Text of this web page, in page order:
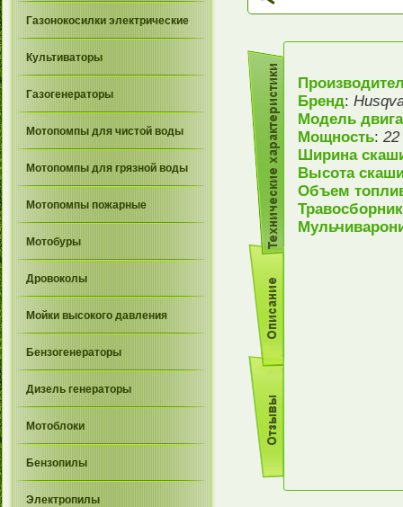
Газонокосилки электрические
Культиваторы
Газогенераторы
Мотопомпы для чистой воды
Мотопомпы для грязной воды
Мотопомпы пожарные
Мотобуры
Дровоколы
Мойки высокого давления
Бензогенераторы
Дизель генераторы
Мотоблоки
Бензопилы
Электропилы
Бренд:
Модель
Мощность:
Ширина
Высота
Объем